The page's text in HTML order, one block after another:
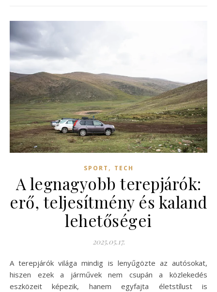
SPORT , TECH
A legnagyobb terepjárók:
erő, teljesítmény és kaland
lehetőségei
2025.05.17.
A terepjárók világa mindig is lenyűgözte az autósokat,
hiszen ezek a járművek nem csupán a közlekedés
eszközeit képezik, hanem egyfajta életstílust is